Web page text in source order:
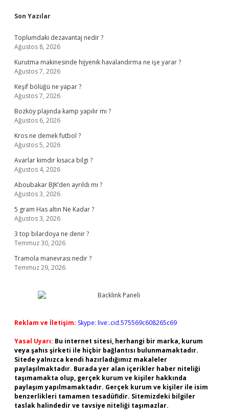
Sidebar
Son Yazılar
Toplumdaki dezavantaj nedir ?
Ağustos 8, 2026
Kurutma makinesinde hijyenik havalandırma ne işe yarar ?
Ağustos 7, 2026
Keşif bölüğü ne yapar ?
Ağustos 7, 2026
Bozköy plajında kamp yapılır mı ?
Ağustos 6, 2026
Kros ne demek futbol ?
Ağustos 5, 2026
Avarlar kimdir kısaca bilgi ?
Ağustos 4, 2026
Aboubakar BJK’den ayrıldı mı ?
Ağustos 3, 2026
5 gram Has altın Ne Kadar ?
Ağustos 3, 2026
3 top bilardoya ne denir ?
Temmuz 30, 2026
Tramola manevrası nedir ?
Temmuz 29, 2026
Reklam ve İletişim: Skype: live:.cid.575569c608265c69
Yasal Uyarı: Bu internet sitesi, herhangi bir marka, kurum
veya şahıs şirketi ile hiçbir bağlantısı bulunmamaktadır.
Sitede yalnızca kendi hazırladığımız makaleler
paylaşılmaktadır. Burada yer alan içerikler haber niteliği
taşımamakta olup, gerçek kurum ve kişiler hakkında
paylaşım yapılmamaktadır. Gerçek kurum ve kişiler ile isim
benzerlikleri tamamen tesadüfidir. Sitemizdeki bilgiler
taslak halindedir ve tavsiye niteliği taşımazlar.